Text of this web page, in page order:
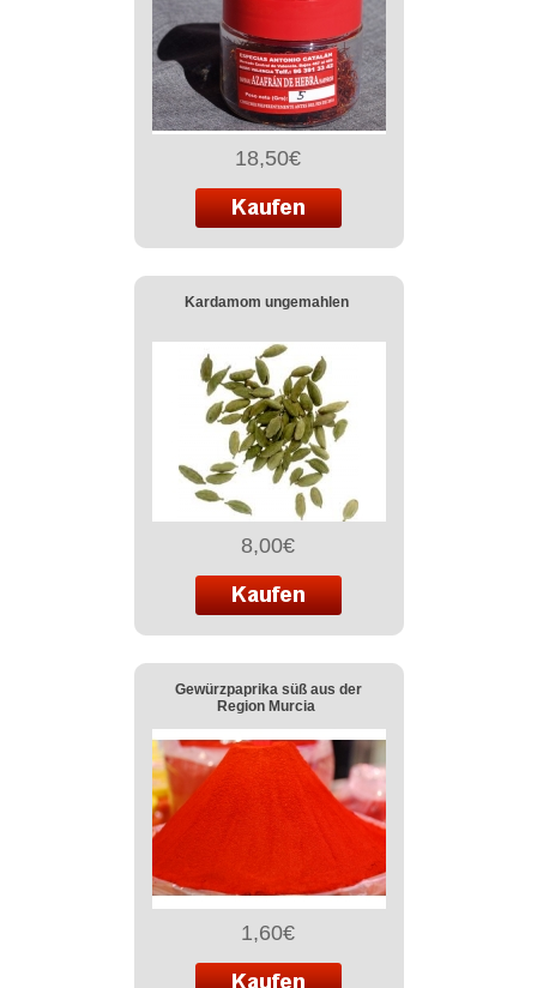
18,50€
Kardamom ungemahlen
8,00€
Gewürzpaprika süß aus der
Region Murcia
1,60€